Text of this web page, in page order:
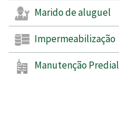
Marido de aluguel
Impermeabilização
Manutenção Predial